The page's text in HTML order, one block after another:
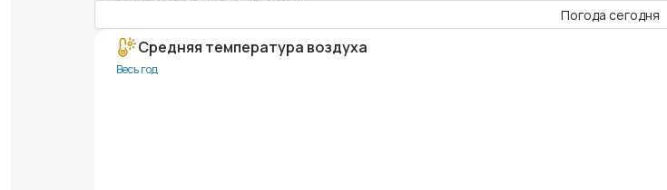
Погода сегодня
Средняя температура воздуха
Весь год